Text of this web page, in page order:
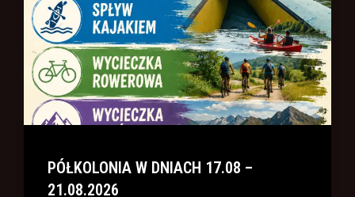
PÓŁKOLONIA W DNIACH 17.08 –
21.08.2026